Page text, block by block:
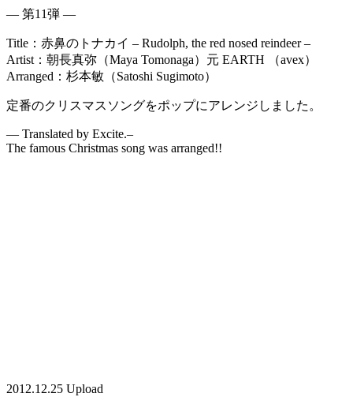
— 第11弾 —
Title：赤鼻のトナカイ – Rudolph, the red nosed reindeer –
Artist：朝長真弥（Maya Tomonaga）元 EARTH （avex）
Arranged：杉本敏（Satoshi Sugimoto）
定番のクリスマスソングをポップにアレンジしました。
— Translated by Excite.–
The famous Christmas song was arranged!!
2012.12.25 Upload